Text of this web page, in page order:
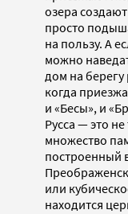
озера
просто
на пользу. А
можно
дом на
когда
и «Бесы», и
Русса — это
множество
построенный
или
находится